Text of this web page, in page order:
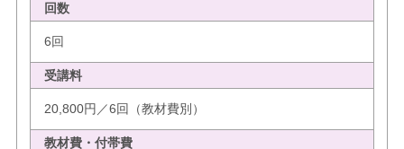
回数
6回
受講料
20,800円／6回（教材費別）
教材費・付帯費